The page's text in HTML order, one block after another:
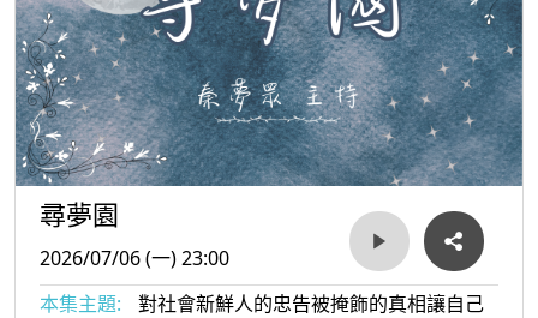
尋夢園
2026/07/06 (一) 23:00
本集主題:
對社會新鮮人的忠告被掩飾的真相讓自己